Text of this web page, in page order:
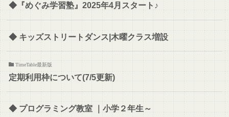
◆『めぐみ学習塾』2025年4月スタート♪
◆ キッズストリートダンス|木曜クラス増設
TimeTable最新版
定期利用枠について(7/5更新)
◆ プログラミング教室 ｜小学２年生～